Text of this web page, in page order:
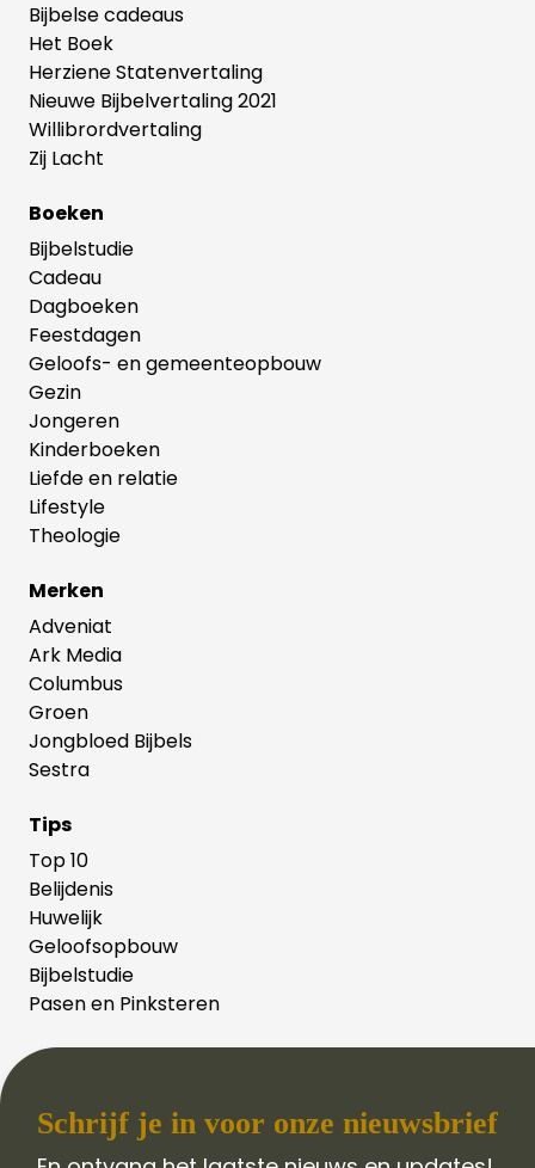
Bijbelse cadeaus
Het Boek
Herziene Statenvertaling
Nieuwe Bijbelvertaling 2021
Willibrordvertaling
Zij Lacht
Boeken
Bijbelstudie
Cadeau
Dagboeken
Feestdagen
Geloofs- en gemeenteopbouw
Gezin
Jongeren
Kinderboeken
Liefde en relatie
Lifestyle
Theologie
Merken
Adveniat
Ark Media
Columbus
Groen
Jongbloed Bijbels
Sestra
Tips
Top 10
Belijdenis
Huwelijk
Geloofsopbouw
Bijbelstudie
Pasen en Pinksteren
Schrijf je in voor onze nieuwsbrief